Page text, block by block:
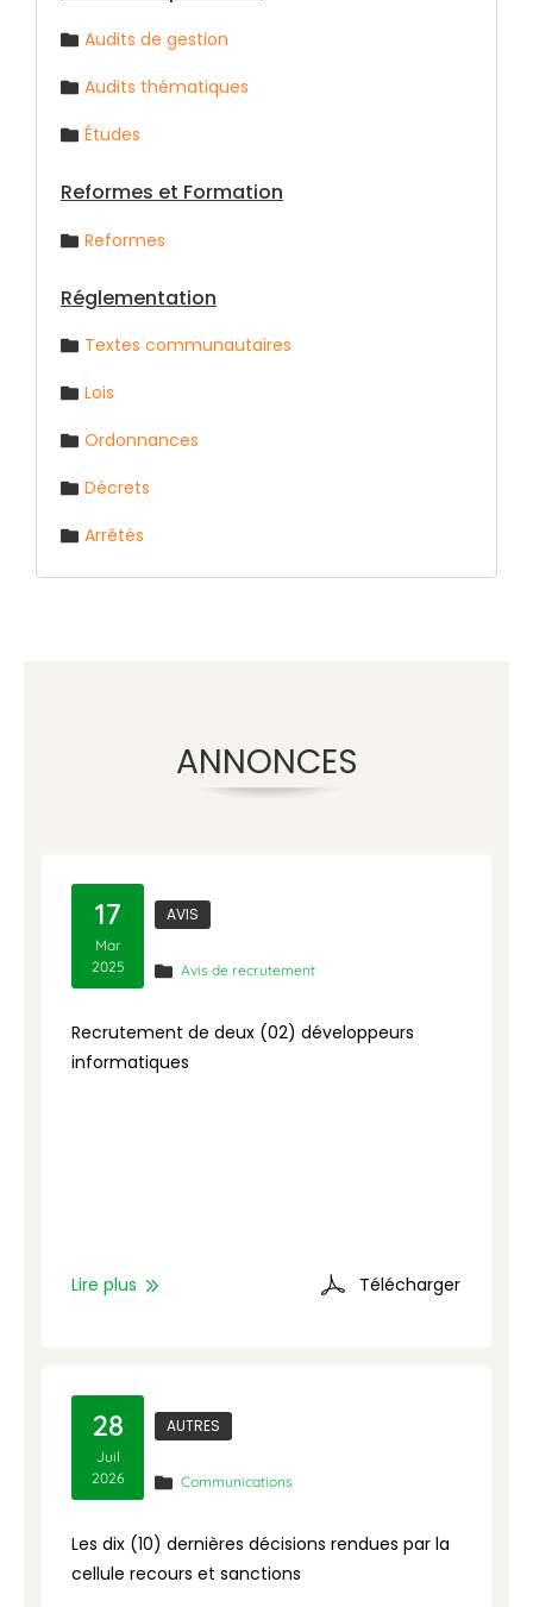
Audits de gestion
Audits thématiques
Études
Reformes et Formation
Reformes
Réglementation
Textes communautaires
Lois
Ordonnances
Décrets
Arrêtés
ANNONCES
17
Mar
2025
AVIS
Avis de recrutement
Recrutement de deux (02) développeurs
informatiques
Lire plus Télécharger
28
Juil
2026
AUTRES
Communications
Les dix (10) dernières décisions rendues par la
cellule recours et sanctions